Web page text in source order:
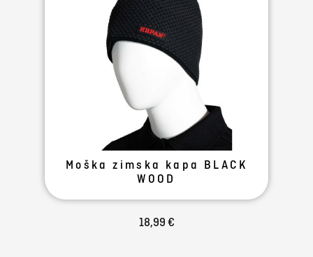
Moška zimska kapa BLACK
WOOD
18,99 €